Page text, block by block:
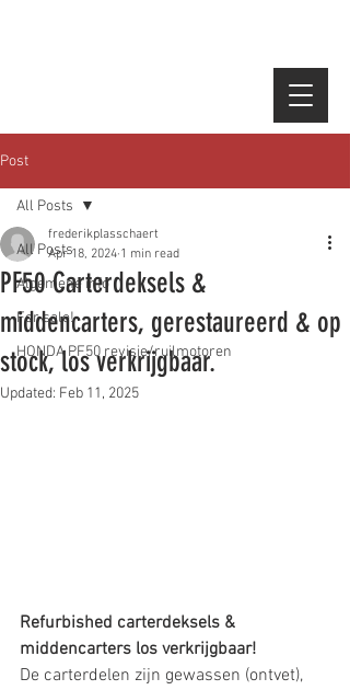
Post
All Posts
Algemene info
For sale!
HONDA PF50 revisie/ruilmotoren
All Posts
PF50 Carterdeksels &
middencarters, gerestaureerd & op
stock, los verkrijgbaar.
frederikplasschaert
Apr 18, 2024 1 min read
Updated: Feb 11, 2025
Refurbished carterdeksels &
middencarters los verkrijgbaar!
De carterdelen zijn gewassen (ontvet),